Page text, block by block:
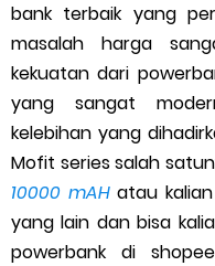
5 Versi Map
Penyebab dan Cara
Cara Menghitung
Cara Menggunakan
5 Cara Top Up
bank terbaik yang
masalah harga
kekuatan dari
yang sangat
kelebihan yang
Mofit series salah
10000 mAH atau
yang lain dan bisa
powerbank di